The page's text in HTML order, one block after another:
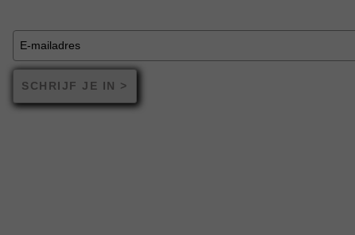
SCHRIJF JE IN >